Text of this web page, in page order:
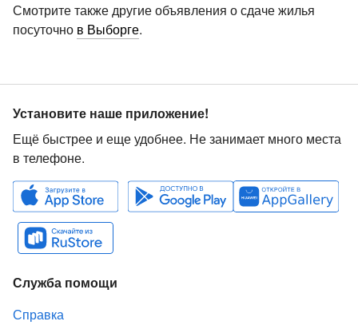
Смотрите также другие объявления о сдаче жилья
посуточно в Выборге.
Установите наше приложение!
Ещё быстрее и еще удобнее. Не занимает много места
в телефоне.
Служба помощи
Справка